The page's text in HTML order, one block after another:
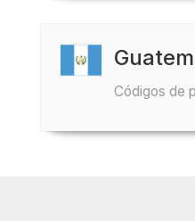
Códigos de